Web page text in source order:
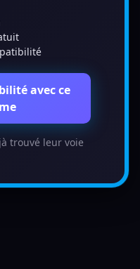
avec ce
trouvé leur voie